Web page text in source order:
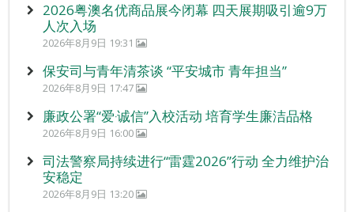
2026粤澳名优商品展今闭幕 四天展期吸引逾9万
人次入场
2026年8月9日 19:31
保安司与青年清茶谈 “平安城市 青年担当”
2026年8月9日 17:47
廉政公署“爱‧诚信”入校活动 培育学生廉洁品格
2026年8月9日 16:00
司法警察局持续进行“雷霆2026”行动 全力维护治
安稳定
2026年8月9日 13:20